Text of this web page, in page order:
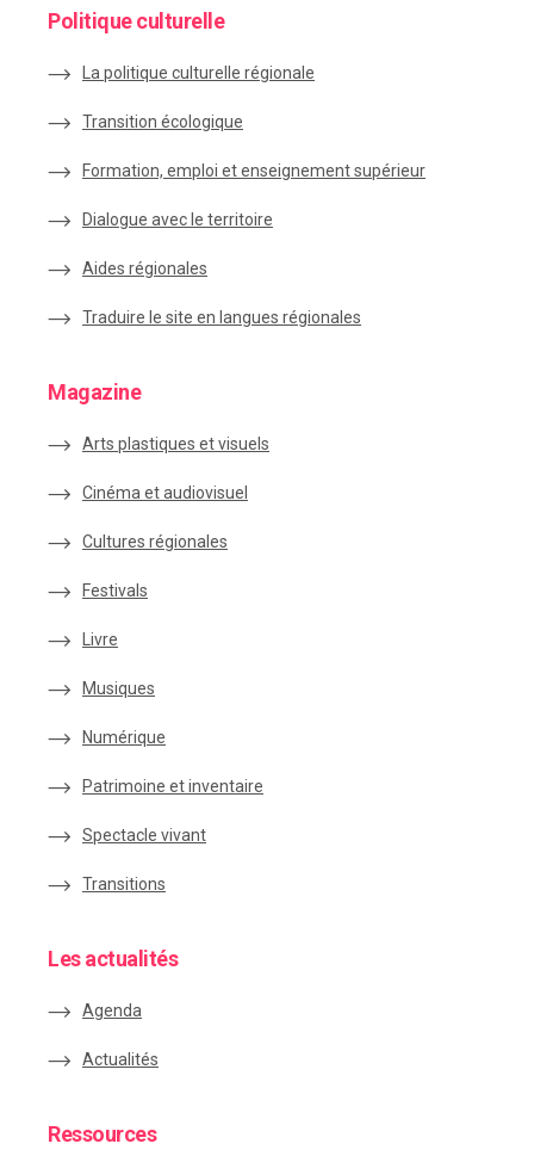
Politique culturelle
La politique culturelle régionale
Transition écologique
Formation, emploi et enseignement supérieur
Dialogue avec le territoire
Aides régionales
Traduire le site en langues régionales
Magazine
Arts plastiques et visuels
Cinéma et audiovisuel
Cultures régionales
Festivals
Livre
Musiques
Numérique
Patrimoine et inventaire
Spectacle vivant
Transitions
Les actualités
Agenda
Actualités
Ressources